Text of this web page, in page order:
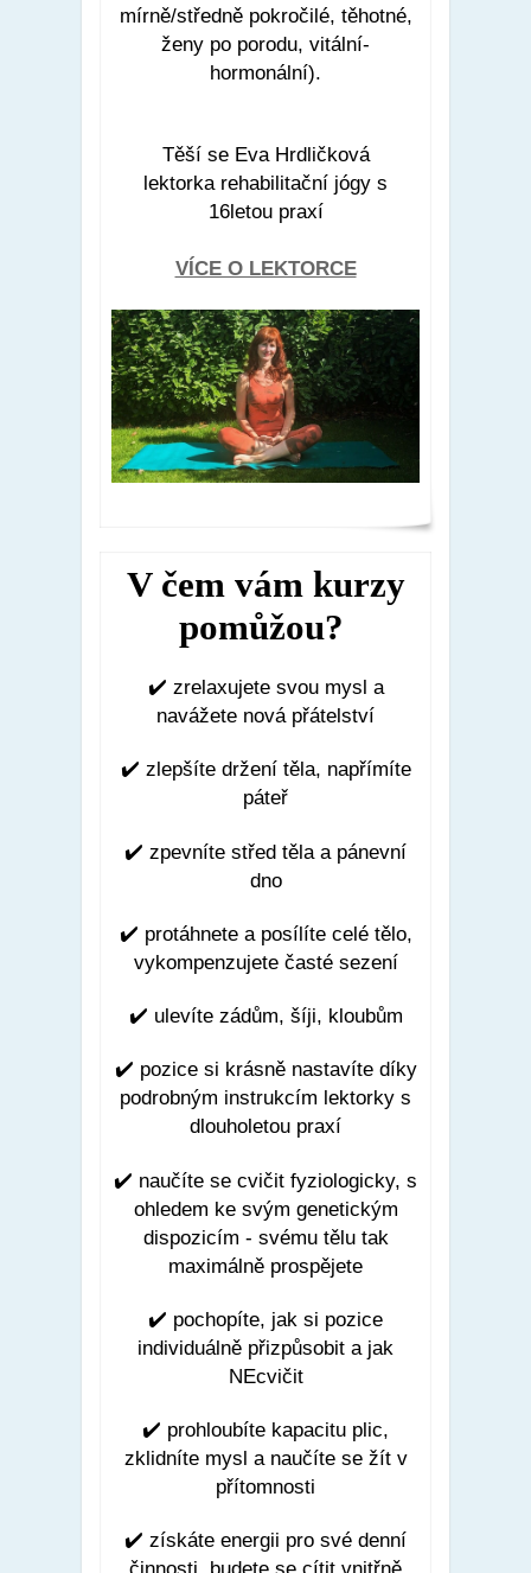
mírně/středně pokročilé, těhotné,
ženy po porodu, vitální-
hormonální).
Těší se Eva Hrdličková
lektorka rehabilitační jógy s
16letou praxí
VÍCE O LEKTORCE
V čem vám kurzy
pomůžou?
✔️ zrelaxujete svou mysl a
navážete nová přátelství
✔️ zlepšíte držení těla, napřímíte
páteř
✔️ zpevníte střed těla a pánevní
dno
✔️ protáhnete a posílíte celé tělo,
vykompenzujete časté sezení
✔️ ulevíte zádům, šíji, kloubům
✔️ pozice si krásně nastavíte díky
podrobným instrukcím lektorky s
dlouholetou praxí
✔️ naučíte se cvičit fyziologicky, s
ohledem ke svým genetickým
dispozicím - svému tělu tak
maximálně prospějete
✔️ pochopíte, jak si pozice
individuálně přizpůsobit a jak
NEcvičit
✔️ prohloubíte kapacitu plic,
zklidníte mysl a naučíte se žít v
přítomnosti
✔️ získáte energii pro své denní